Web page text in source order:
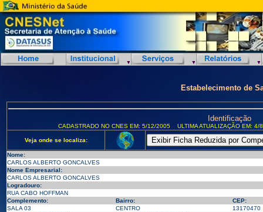
Estabelecimento de
Identificação
CADASTRADO NO CNES EM: 5/12/2005 ULTIMA ATUALIZAÇÃO EM:
Veja onde se localiza:
Nome:
CARLOS ALBERTO GONCALVES
Nome Empresarial:
CARLOS ALBERTO GONCALVES
Logradouro:
RUA CABO HOFFMAN
Complemento:
Bairro:
CEP:
SALA 03
CENTRO
13170470